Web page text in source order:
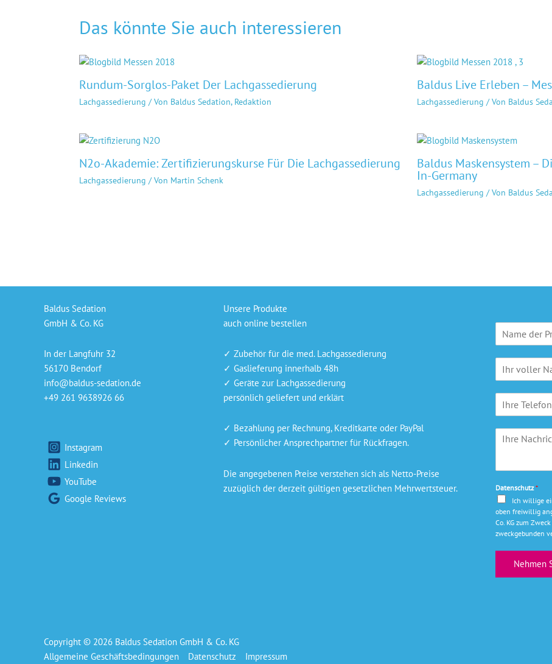
Das könnte Sie auch interessieren
Rund­um-Sorg­los-Pa­ket Der Lachgassedierung
Lachgassedierung / Von Baldus Sedation, Redaktion
Baldus Live Erleben –
Lachgassedierung / Von Baldus
N2o-Akademie: Zertifizierungskurse Für Die Lachgassedierung
Lachgassedierung / Von Martin Schenk
Baldus Maskensystem –
In-Germany
Lachgassedierung / Von Baldus
Baldus Sedation
GmbH & Co. KG
In der Langfuhr 32
56170 Bendorf
info@baldus-sedation.de
+49 261 9638926 66
Instagram
Linkedin
YouTube
Google Reviews
Unsere Produkte
auch online bestellen
✓ Zubehör für die med. Lachgassedierung
✓ Gaslieferung innerhalb 48h
✓ Geräte zur Lachgassedierung
persönlich geliefert und erklärt
✓ Bezahlung per Rechnung, Kreditkarte oder PayPal
✓ Persönlicher Ansprechpartner für Rückfragen.
Die angegebenen Preise verstehen sich als Netto-Preise
zuzüglich der derzeit gültigen gesetzlichen Mehrwertsteuer.
a
n
e
N
a
c
h
r
t
Datenschutz*
Ich willige
oben freiwillig
Co. KG zum
zweckgebunden
Nehmen
Copyright © 2026 Baldus Sedation GmbH & Co. KG
Allgemeine Geschäftsbedingungen
Datenschutz Impressum